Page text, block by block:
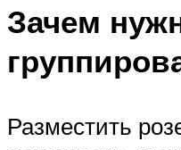
Зачем
Разместить